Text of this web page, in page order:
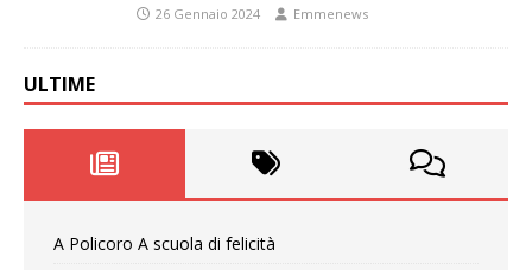
26 Gennaio 2024 Emmenews
ULTIME
A Policoro A scuola di felicità